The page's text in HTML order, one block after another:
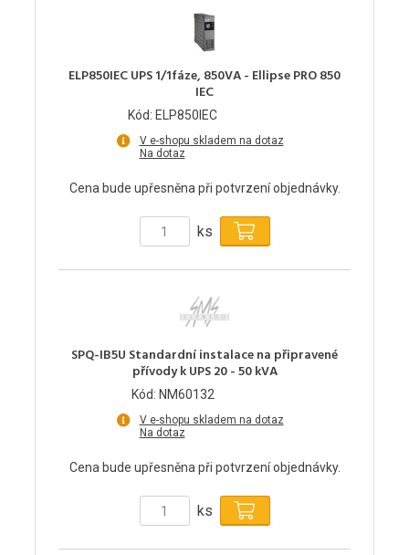
ELP850IEC UPS 1/1fáze, 850VA - Ellipse PRO 850
IEC
Kód: ELP850IEC
V e-shopu skladem na dotaz
Na dotaz
Cena bude upřesněna při potvrzení objednávky.
ks
SPQ-IB5U Standardní instalace na připravené
přívody k UPS 20 - 50 kVA
Kód: NM60132
V e-shopu skladem na dotaz
Na dotaz
Cena bude upřesněna při potvrzení objednávky.
ks